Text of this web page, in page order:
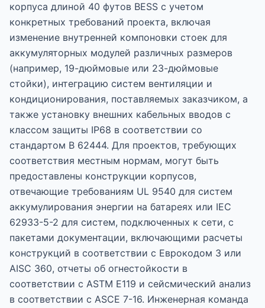
корпуса длиной 40 футов BESS с учетом
конкретных требований проекта, включая
изменение внутренней компоновки стоек для
аккумуляторных модулей различных размеров
(например, 19-дюймовые или 23-дюймовые
стойки), интеграцию систем вентиляции и
кондиционирования, поставляемых заказчиком, а
также установку внешних кабельных вводов с
классом защиты IP68 в соответствии со
стандартом В 62444. Для проектов, требующих
соответствия местным нормам, могут быть
предоставлены конструкции корпусов,
отвечающие требованиям UL 9540 для систем
аккумулирования энергии на батареях или IEC
62933-5-2 для систем, подключенных к сети, с
пакетами документации, включающими расчеты
конструкций в соответствии с Еврокодом 3 или
AISC 360, отчеты об огнестойкости в
соответствии с ASTM E119 и сейсмический анализ
в соответствии с ASCE 7-16. Инженерная команда